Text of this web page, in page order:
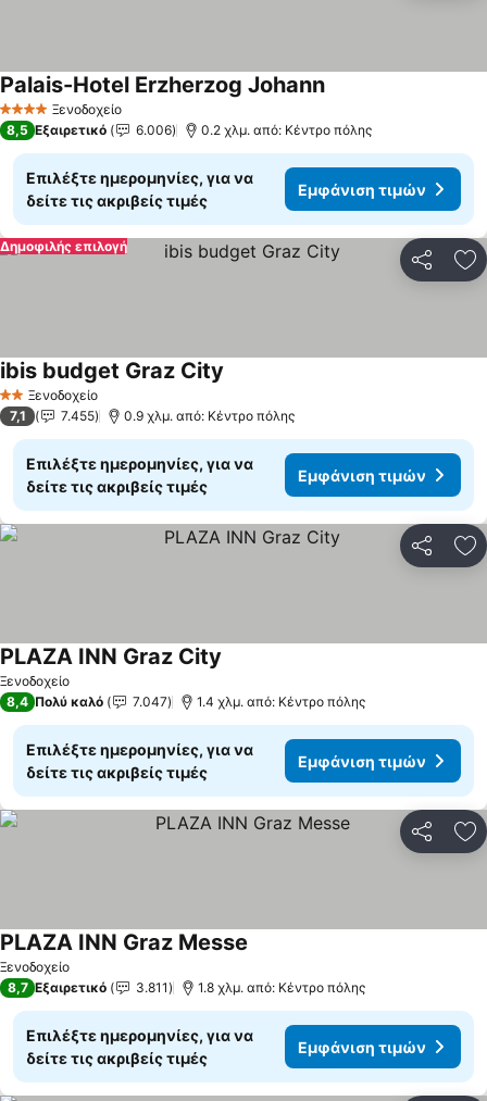
4 ΑστέριαΞενοδοχείο
Palais-Hotel Erzherzog JohannΕμφάνιση τιμών
8,5 Εξαιρετικό 6.006 0.2 χλμ. από: Κέντρο πόλης
Επιλέξτε ημερομηνίες, για να
δείτε τις ακριβείς τιμές
Εμφάνιση τιμών
Δημοφιλής επιλογή
2 ΑστέριαΞενοδοχείο
ibis budget Graz City
7,1 7.455 0.9 χλμ. από: Κέντρο πόλης
Επιλέξτε ημερομηνίες, για να
δείτε τις ακριβείς τιμές
Εμφάνιση τιμών
Ξενοδοχείο
PLAZA INN Graz City
8,4 Πολύ καλό 7.047 1.4 χλμ. από: Κέντρο πόλης
Επιλέξτε ημερομηνίες, για να
δείτε τις ακριβείς τιμές
Εμφάνιση τιμών
Ξενοδοχείο
PLAZA INN Graz Messe
8,7 Εξαιρετικό 3.811 1.8 χλμ. από: Κέντρο πόλης
Επιλέξτε ημερομηνίες, για να
δείτε τις ακριβείς τιμές
Εμφάνιση τιμών